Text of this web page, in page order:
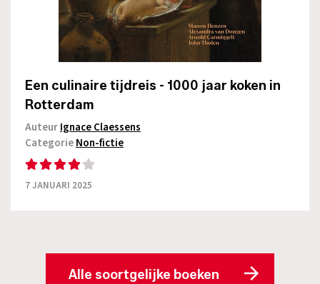
Een culinaire tijdreis - 1000 jaar koken in
Rotterdam
AuteurIgnace Claessens
CategorieNon-fictie
7 JANUARI 2025
Alle soortgelijke boeken